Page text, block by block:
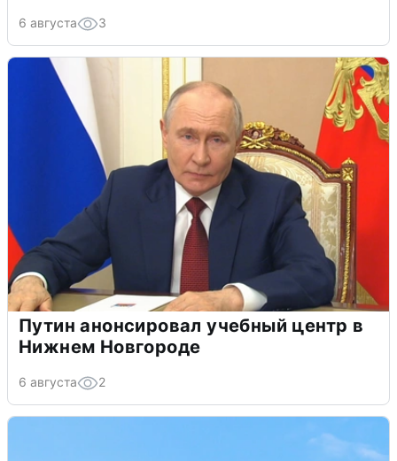
6 августа 3
Путин анонсировал учебный центр в
Нижнем Новгороде
6 августа 2